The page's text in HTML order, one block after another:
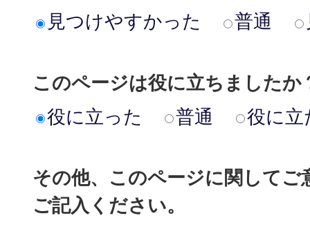
見つけやすかった
普通
このページは役に立ちましたか
役に立った
普通 役に立
その他、このページに関してご
ご記入ください。